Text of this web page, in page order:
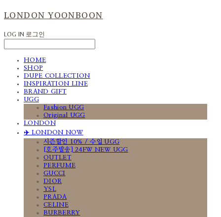
LONDON YOONBOON
LOG IN 로그인
HOME
SHOP
DUPE COLLECTION
INSPIRATION LINE
BRAND GIFT
UGG
Fashion UGG
Original UGG
LONDON
✈️ LONDON NOW
시즌할인 10% / 수입 UGG
[호주발송] 24FW NEW UGG
OUTLET
PERFUME
GUCCI
DIOR
YSL
PRADA
CELINE
BURBERRY